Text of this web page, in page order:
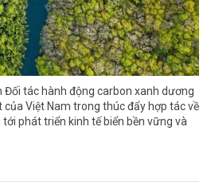
Đối tác hành động carbon xanh dương
Việt Nam trong thúc đẩy hợp tác về
phát triển kinh tế biển bền vững và